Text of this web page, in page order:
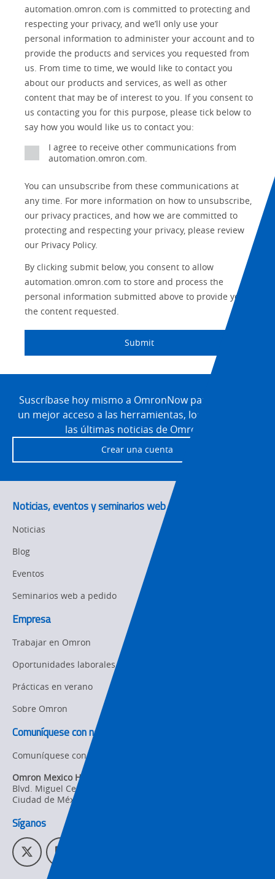
Other
Source
Lead
Detail
Status
Opt-in
Marketing
No
Yes
I
an
Your
Product Family
Interest
Automation
Systems
Identification
and Vision
Drives
SYSMAC
Motion and
Drive
Panel
Building
Technical
Traceability
Solutions Interest
IO Link
Panel Building
Quality Control
Safety Solutions
Technical Support
Training
Predictive
Maintenance
Flexible
Manufacturing
Sysmac Platform
Newsletter/Marketing
Product Launches
Strategic Business
Updates
Other
Pricing
Chain/Demand
automation.omron.com is committed to protecting and
respecting your privacy, and we’ll only use your
personal information to administer your account and to
provide the products and services you requested from
us. From time to time, we would like to contact you
about our products and services, as well as other
content that may be of interest to you. If you consent to
us contacting you for this purpose, please tick below to
say how you would like us to contact you:
I agree to receive other communications from
automation.omron.com.
You can unsubscribe from these communications at
any time. For more information on how to unsubscribe,
our privacy practices, and how we are committed to
protecting and respecting your privacy, please review
our Privacy Policy.
By clicking submit below, you consent to allow
automation.omron.com to store and process the
personal information submitted above to provide you
the content requested.
Submit
FooterSuscríbase hoy mismo a OmronNow para obtener
un mejor acceso a las herramientas, los recursos y
las últimas noticias de Omron.
Crear una cuenta
Noticias, eventos y seminarios web
Noticias
Blog
Eventos
Seminarios web a pedido
Empresa
Trabajar en Omron
Oportunidades laborales
Prácticas en verano
Sobre Omron
Comuníquese con nosotros
Comuníquese con nosotros
Omron Mexico Headquarters
Blvd. Miguel Cervantes Saavedra 169 piso 1, Col. Granada
Ciudad de México,
Síganos
T
w